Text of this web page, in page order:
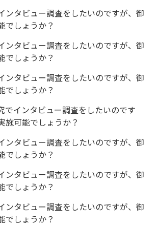
ンタビュー調査をしたいのですが、御
でしょうか？
ンタビュー調査をしたいのですが、御
でしょうか？
ンタビュー調査をしたいのですが、御
でしょうか？
でインタビュー調査をしたいのです
施可能でしょうか？
ンタビュー調査をしたいのですが、御
でしょうか？
ンタビュー調査をしたいのですが、御
でしょうか？
ンタビュー調査をしたいのですが、御
でしょうか？